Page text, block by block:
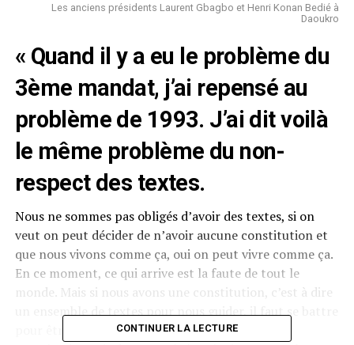
Les anciens présidents Laurent Gbagbo et Henri Konan Bedié à
Daoukro
« Quand il y a eu le problème du
3ème mandat, j’ai repensé au
problème de 1993. J’ai dit voilà
le même problème du non-
respect des textes.
Nous ne sommes pas obligés d’avoir des textes, si on
veut on peut décider de n’avoir aucune constitution et
que nous vivons comme ça, oui on peut vivre comme ça.
En ce moment, ce qui arrive est la faute de tout le
monde. Mais si nous avons une constitution, c’est à dire
un ensemble de textes pour nous guider, il faut se battre
pour être du côté de la Constitution et que la
CONTINUER LA LECTURE